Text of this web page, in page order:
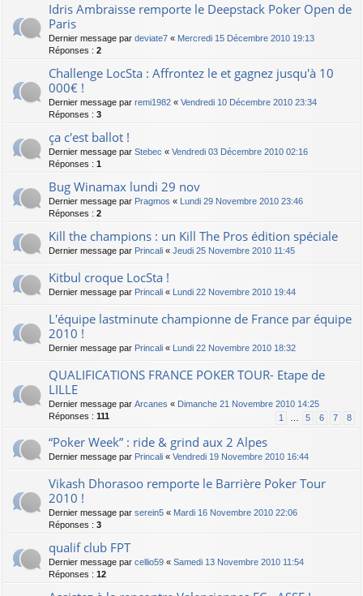
Idris Ambraisse remporte le Deepstack Poker Open de
Paris
Dernier message par deviate7 « Mercredi 15 Décembre 2010 19:13
Réponses : 2
Challenge LocSta : Affrontez le et gagnez jusqu'à 10
000€ !
Dernier message par remi1982 « Vendredi 10 Décembre 2010 23:34
Réponses : 3
ça c'est ballot !
Dernier message par Stebec « Vendredi 03 Décembre 2010 02:16
Réponses : 1
Bug Winamax lundi 29 nov
Dernier message par Pragmos « Lundi 29 Novembre 2010 23:46
Réponses : 2
Kill the champions : un Kill The Pros édition spéciale
Dernier message par Princali « Jeudi 25 Novembre 2010 11:45
Kitbul croque LocSta !
Dernier message par Princali « Lundi 22 Novembre 2010 19:44
L'équipe lastminute championne de France par équipe
2010 !
Dernier message par Princali « Lundi 22 Novembre 2010 18:32
QUALIFICATIONS FRANCE POKER TOUR- Etape de
LILLE
Dernier message par Arcanes « Dimanche 21 Novembre 2010 14:25
Réponses : 111 1 5 6 7 8
“Poker Week” : ride & grind aux 2 Alpes
Dernier message par Princali « Vendredi 19 Novembre 2010 16:44
Vikash Dhorasoo remporte le Barrière Poker Tour
2010 !
Dernier message par serein5 « Mardi 16 Novembre 2010 22:06
Réponses : 3
qualif club FPT
Dernier message par cellio59 « Samedi 13 Novembre 2010 11:54
Réponses : 12